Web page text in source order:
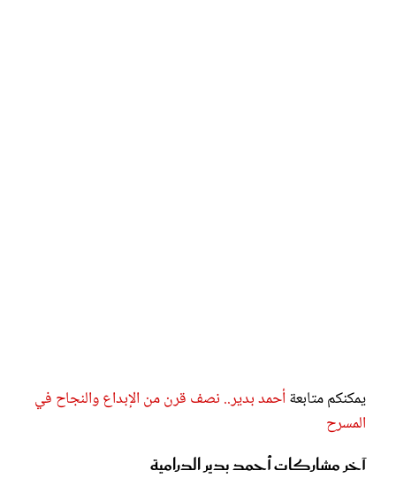
يمكنكم متابعةأحمد بدير.. نصف قرن من الإبداع والنجاح في
المسرح
آخر مشاركات أحمد بدير الدرامية